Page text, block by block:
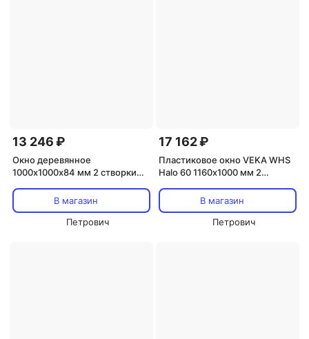
13 246 ₽
Окно деревянное
1000х1000х84 мм 2 створки
В магазин
Петрович
17 162 ₽
Пластиковое окно VEKA WHS
Halo 60 1160х1000 мм 2
поворотно-откидная
двухкамерное дуб темный
В магазин
Петрович